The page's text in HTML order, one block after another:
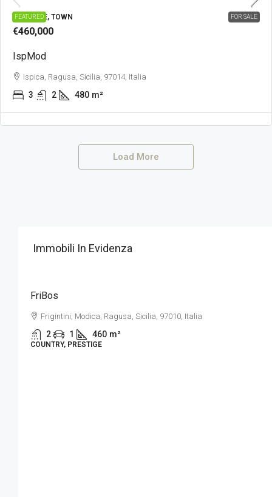
FEATURED FOR SALE
PRESTIGE, TOWN
€460,000
IspMod
Ispica, Ragusa, Sicilia, 97014, Italia
3 2 480 m²
Load More
Immobili In Evidenza
FriBos
Frigintini, Modica, Ragusa, Sicilia, 97010, Italia
2 1 460 m²
COUNTRY, PRESTIGE